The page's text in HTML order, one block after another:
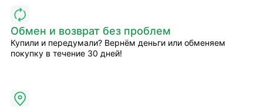
Обмен и возврат без проблем
Купили и передумали? Вернём деньги или обменяем
покупку в течение 30 дней!